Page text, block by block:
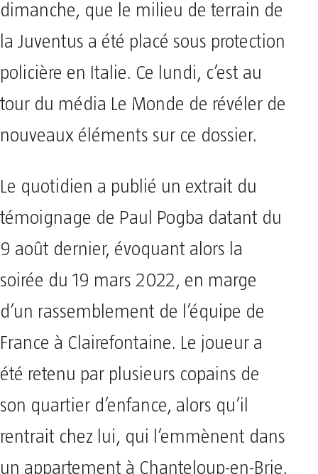
dimanche, que le milieu de terrain de
la Juventus a été placé sous protection
policière en Italie. Ce lundi, c’est au
tour du média Le Monde de révéler de
nouveaux éléments sur ce dossier.
Le quotidien a publié un extrait du
témoignage de Paul Pogba datant du
9 août dernier, évoquant alors la
soirée du 19 mars 2022, en marge
d’un rassemblement de l’équipe de
France à Clairefontaine. Le joueur a
été retenu par plusieurs copains de
son quartier d’enfance, alors qu’il
rentrait chez lui, qui l’emmènent dans
un appartement à Chanteloup-en-Brie.